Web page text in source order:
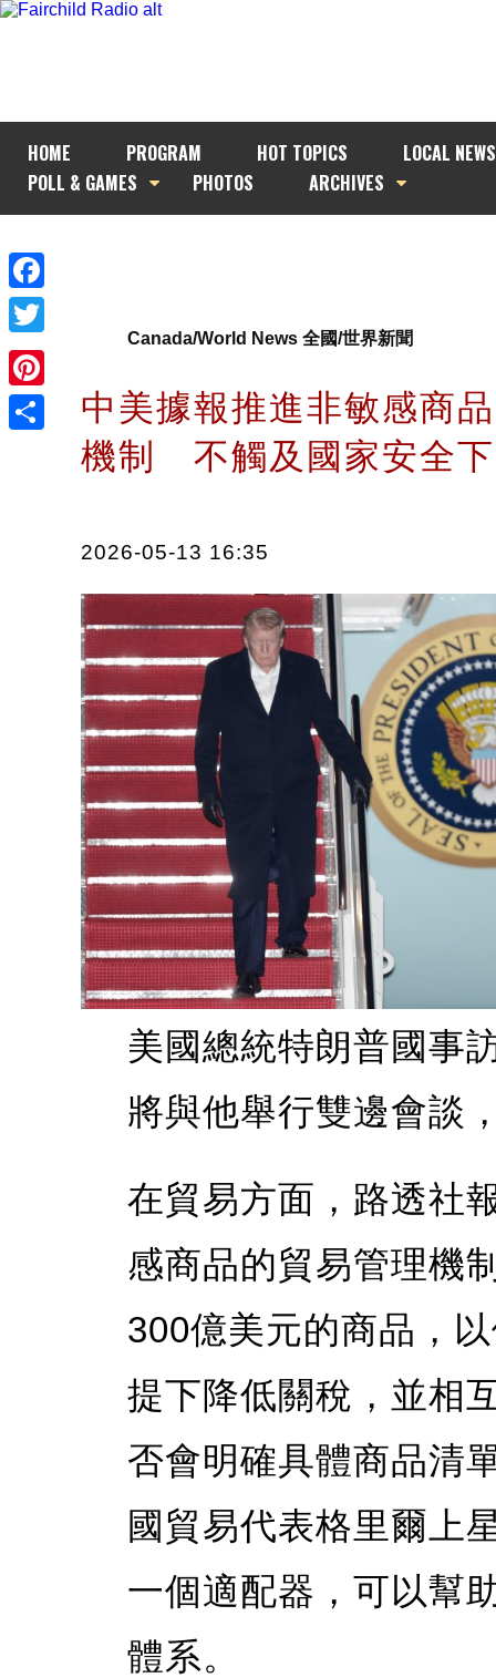
HOME PROGRAM HOT TOPICS
LOCAL NEWS
POLL & GAMES
PHOTOS ARCHIVES
Facebook
Twitter
Pinterest
Canada/World News 全國/世界新聞
中美據報推進非敏感商
機制 不觸及國家安全
2026-05-13 16:35
美國總統特朗普國事
將與他舉行雙邊會談
在貿易方面，路透社
感商品的貿易管理機
300億美元的商品，
提下降低關稅，並相
否會明確具體商品清
國貿易代表格里爾上
一個適配器，可以幫
體系。